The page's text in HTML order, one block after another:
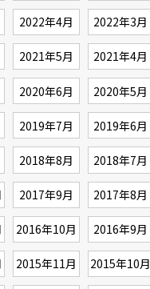
2022年4月 2022年3月
2021年5月 2021年4月
2020年6月 2020年5月
2019年7月 2019年6月
2018年8月 2018年7月
2017年9月 2017年8月
2016年10月 2016年9月
2015年11月 2015年10月